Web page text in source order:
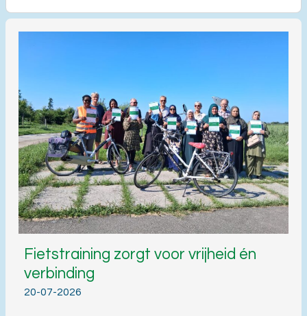
Fietstraining zorgt voor vrijheid én
verbinding
20-07-2026